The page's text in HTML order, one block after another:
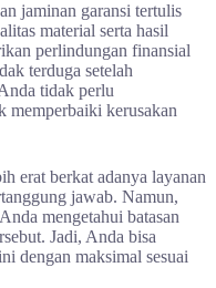
jaminan garansi tertulis
material serta hasil
perlindungan finansial
terduga setelah
tidak perlu
memperbaiki kerusakan
erat berkat adanya layanan
jawab. Namun,
mengetahui batasan
Jadi, Anda bisa
dengan maksimal sesuai